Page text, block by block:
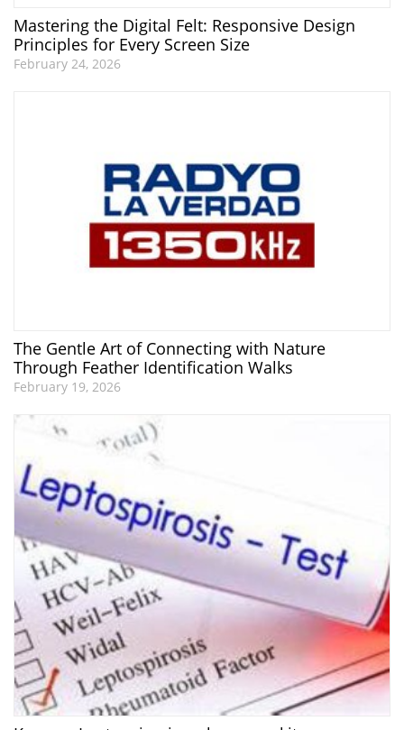
Mastering the Digital Felt: Responsive Design
Principles for Every Screen Size
February 24, 2026
The Gentle Art of Connecting with Nature
Through Feather Identification Walks
February 19, 2026